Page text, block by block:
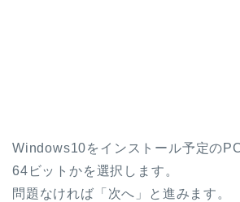
Windows10をインストール予定の
64ビットかを選択します。
問題なければ「次へ」と進みます。